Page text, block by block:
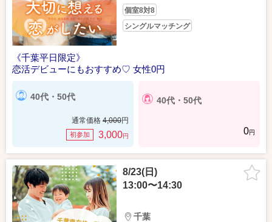
個室8対8
シングルマッチング
《千葉平日限定》
恋活デビューにもおすすめ♡ 女性0円
40代・50代
通常価格 4,000円
初参加 3,000円
40代・50代
0円
8/23(日)
13:00〜14:30
千葉